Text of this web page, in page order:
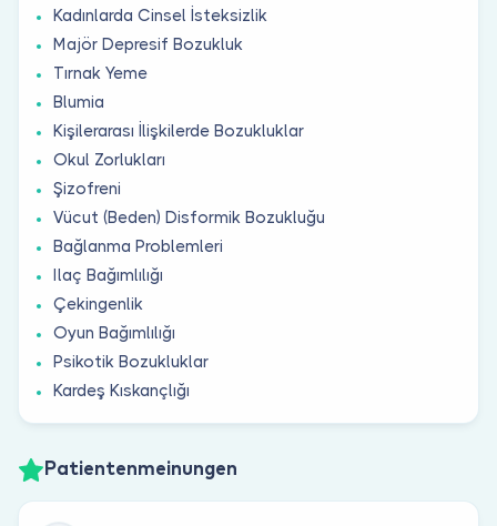
Kadınlarda Cinsel İsteksizlik
Majör Depresif Bozukluk
Tırnak Yeme
Blumia
Kişilerarası İlişkilerde Bozukluklar
Okul Zorlukları
Şizofreni
Vücut (Beden) Disformik Bozukluğu
Bağlanma Problemleri
Ilaç Bağımlılığı
Çekingenlik
Oyun Bağımlılığı
Psikotik Bozukluklar
Kardeş Kıskançlığı
Patientenmeinungen